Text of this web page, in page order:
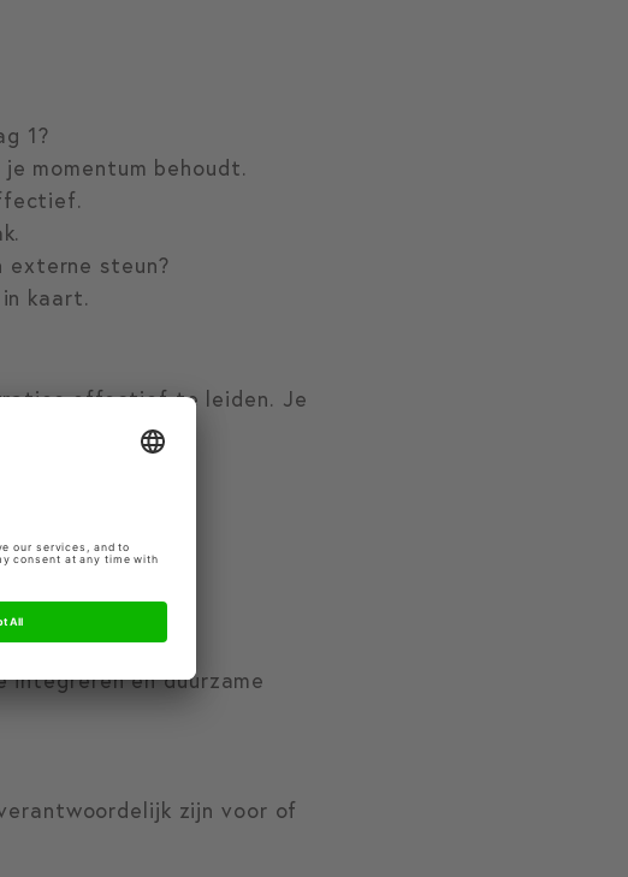
1?
momentum behoudt.
externe steun?
kaart.
effectief te leiden. Je
integreren en duurzame
zijn voor of